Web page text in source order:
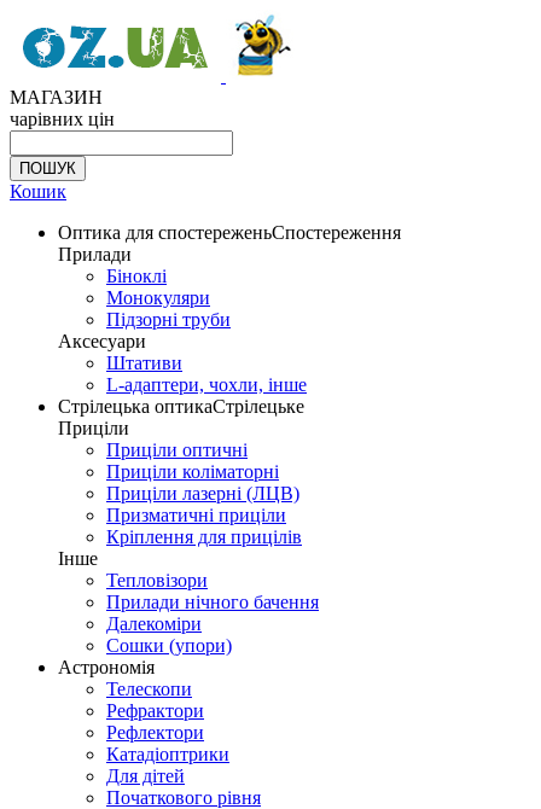
МАГАЗИН
чарівних цін
Кошик
Оптика для спостереженьСпостереження
Прилади
Біноклі
Монокуляри
Підзорні труби
Аксесуари
Штативи
L-адаптери, чохли, інше
Стрілецька оптикаСтрілецьке
Приціли
Приціли оптичні
Приціли коліматорні
Приціли лазерні (ЛЦВ)
Призматичні приціли
Кріплення для прицілів
Інше
Тепловізори
Прилади нічного бачення
Далекоміри
Сошки (упори)
Астрономія
Телескопи
Рефрактори
Рефлектори
Катадіоптрики
Для дітей
Початкового рівня